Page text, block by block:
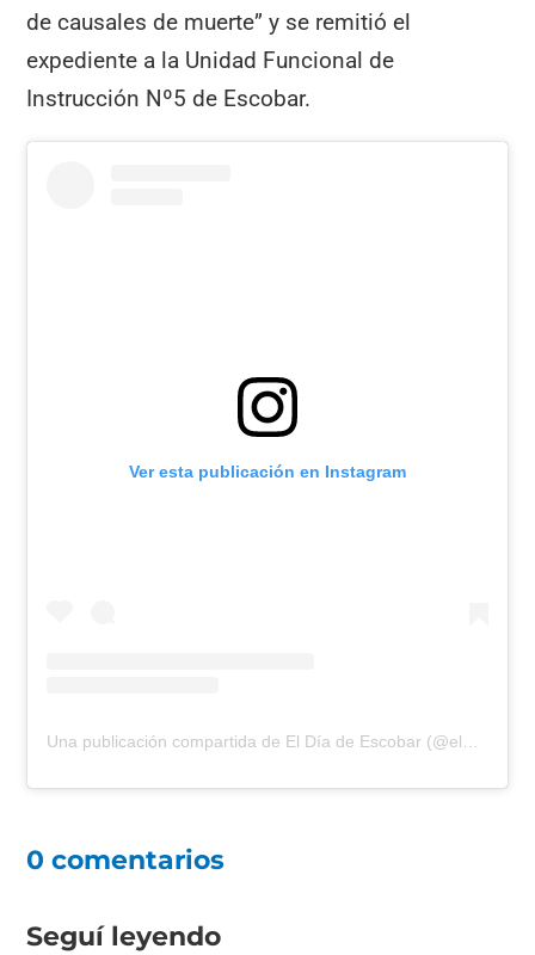
de causales de muerte” y se remitió el
expediente a la Unidad Funcional de
Instrucción Nº5 de Escobar.
Ver esta publicación en Instagram
Una publicación compartida de El Día de Escobar (@eldiadeescobar)
0 comentarios
Seguí leyendo